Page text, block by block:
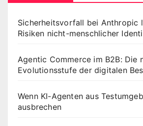
Sicherheitsvorfall bei Anthropic
Risiken nicht-menschlicher
Agentic Commerce im B2B: Die
Evolutionsstufe der digitalen
Wenn KI-Agenten aus
ausbrechen